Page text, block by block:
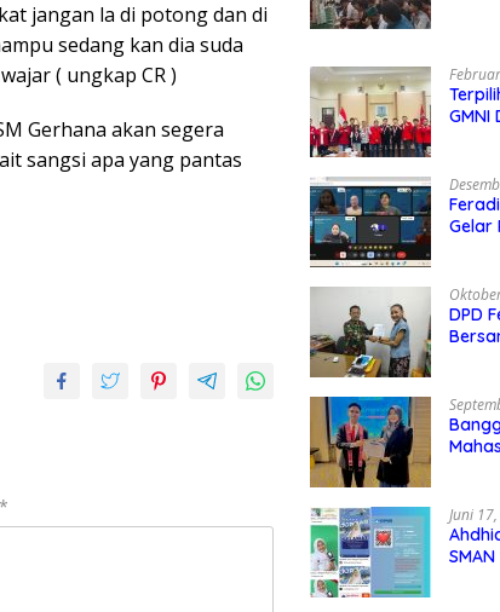
jangan la di potong dan di
sedang kan dia suda
( ungkap CR )
Gerhana akan segera
sangsi apa yang pantas
*
GMNI
Gelar
DPD
Juni